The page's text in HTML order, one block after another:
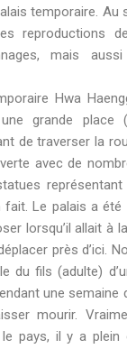
temporaire. Au
reproductions
mais
Hwa
grande place
de traverser la
avec de
fait. Le palais a
lorsqu’il allait à
près d’ici.
du fils (adulte)
une semaine
mourir.
pays, il y a plein